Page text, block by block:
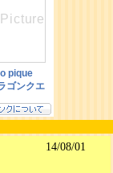
14/08/01